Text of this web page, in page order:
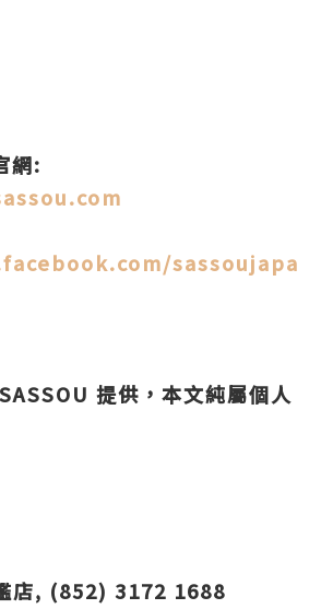
網:
sassoujapa
提供，本文純屬個人
店, (852) 3172 1688